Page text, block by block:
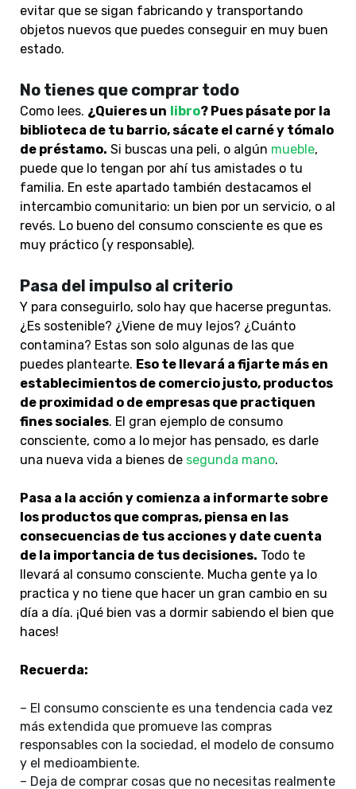
evitar que se sigan fabricando y transportando
objetos nuevos que puedes conseguir en muy buen
estado.
No tienes que comprar todo
Como lees. ¿Quieres un libro? Pues pásate por la
biblioteca de tu barrio, sácate el carné y tómalo
de préstamo. Si buscas una peli, o algún mueble,
puede que lo tengan por ahí tus amistades o tu
familia. En este apartado también destacamos el
intercambio comunitario: un bien por un servicio, o al
revés. Lo bueno del consumo consciente es que es
muy práctico (y responsable).
Pasa del impulso al criterio
Y para conseguirlo, solo hay que hacerse preguntas.
¿Es sostenible? ¿Viene de muy lejos? ¿Cuánto
contamina? Estas son solo algunas de las que
puedes plantearte. Eso te llevará a fijarte más en
establecimientos de comercio justo, productos
de proximidad o de empresas que practiquen
fines sociales. El gran ejemplo de consumo
consciente, como a lo mejor has pensado, es darle
una nueva vida a bienes de segunda mano.
Pasa a la acción y comienza a informarte sobre
los productos que compras, piensa en las
consecuencias de tus acciones y date cuenta
de la importancia de tus decisiones. Todo te
llevará al consumo consciente. Mucha gente ya lo
practica y no tiene que hacer un gran cambio en su
día a día. ¡Qué bien vas a dormir sabiendo el bien que
haces!
Recuerda:
– El consumo consciente es una tendencia cada vez
más extendida que promueve las compras
responsables con la sociedad, el modelo de consumo
y el medioambiente.
– Deja de comprar cosas que no necesitas realmente